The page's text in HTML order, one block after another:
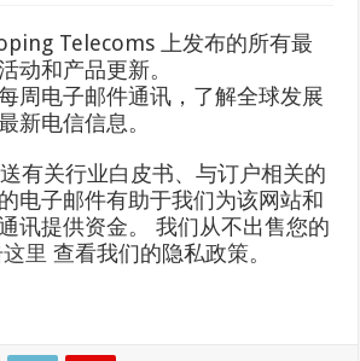
Telecoms 上发布的所有最
动和产品更新。
周电子邮件通讯，了解全球发展
新电信信息。
有关行业白皮书、与订户相关的
电子邮件有助于我们为该网站和
讯提供资金。 我们从不出售您的
里 查看我们的隐私政策。